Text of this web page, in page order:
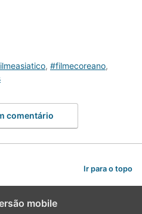
, #filmecoreano,
comentário
Ir para o topo
mobile